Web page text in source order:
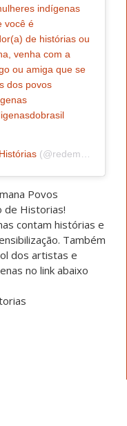
indígenas
você é
de histórias ou
venha com a
ou amiga que se
dos povos
(@redemoinhodehistorias) on
Povos
de Historias!
contam histórias e
Também
dos artistas e
no link abaixo